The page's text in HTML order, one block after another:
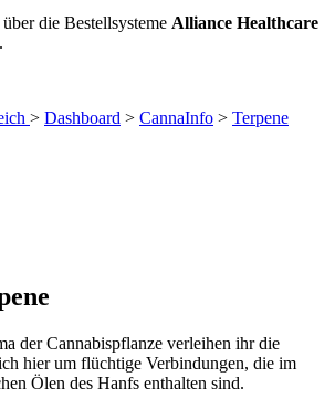
die Bestellsysteme Alliance Healthcare
> Dashboard > CannaInfo > Terpene
der Cannabispflanze verleihen ihr die
hier um flüchtige Verbindungen, die im
Ölen des Hanfs enthalten sind.